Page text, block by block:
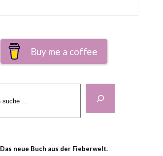
Buy me a coffee
Das neue Buch aus der Fieberwelt.